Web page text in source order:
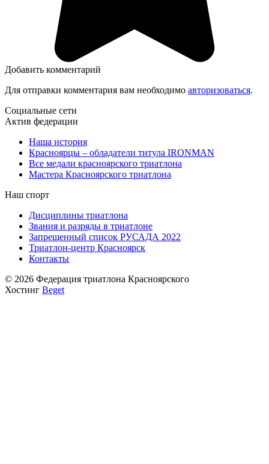
Добавить комментарий
Для отправки комментария вам необходимо авторизоваться.
Социальные сети
Актив федерации
Наша история
Красноярцы – обладатели титула IRONMAN
Все медали красноярского триатлона
Мастера Красноярского триатлона
Наш спорт
Дисциплины триатлона
Звания и разряды в триатлоне
Запрещенный список РУСАДА 2022
Триатлон-центр Красноярск
Контакты
© 2026 Федерация триатлона Красноярского
Хостинг Beget